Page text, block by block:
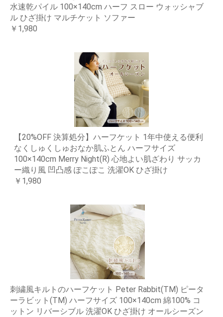
水速乾パイル 100×140cm ハーフ スロー ウォッシャブ
ル ひざ掛け マルチケット ソファー
￥1,980
【20%OFF 決算処分】ハーフケット 1年中使える便利
なくしゅくしゅおなか肌ふとん ハーフサイズ
100×140cm Merry Night(R) 心地よい肌ざわり サッカ
ー織り風 凹凸感 ぽこぽこ 洗濯OK ひざ掛け
￥1,980
刺繍風キルトのハーフケット Peter Rabbit(TM) ピータ
ーラビット(TM) ハーフサイズ 100×140cm 綿100% コ
ットン リバーシブル 洗濯OK ひざ掛け オールシーズン